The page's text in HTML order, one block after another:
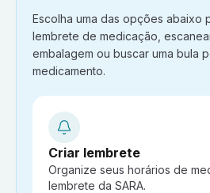
Escolha uma das opções abaixo
lembrete de medicação,
embalagem ou buscar uma bula
medicamento.
Criar lembrete
Organize seus horários de
lembrete da SARA.